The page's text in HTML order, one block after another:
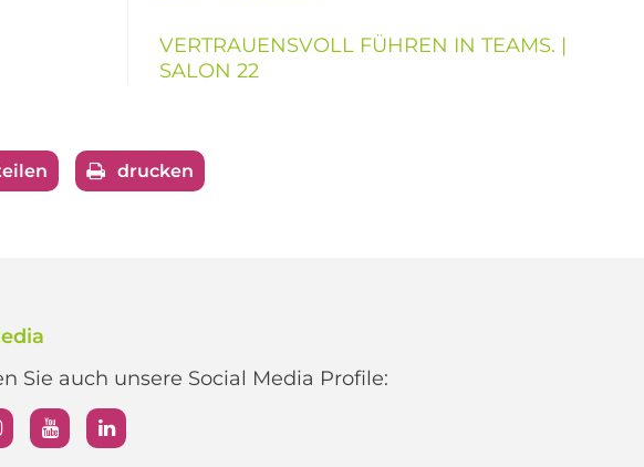
VERTRAUENSVOLL FÜHREN IN TEAMS. |
SALON 22
drucken
Sie auch unsere Social Media Profile: